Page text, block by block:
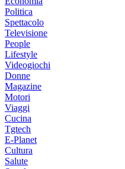
Politica
Spettacolo
Televisione
People
Lifestyle
Videogiochi
Donne
Magazine
Motori
Viaggi
Cucina
Tgtech
E-Planet
Cultura
Salute